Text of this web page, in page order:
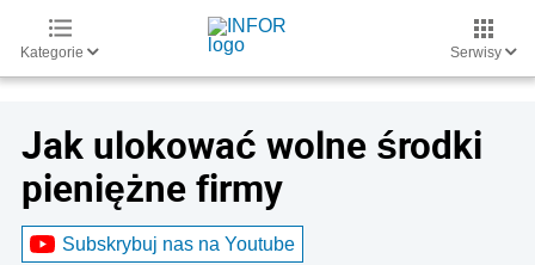
Kategorie Serwisy
Jak ulokować wolne środki
pieniężne firmy
Subskrybuj nas na Youtube